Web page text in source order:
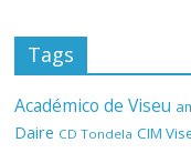
Tags
Académico de Viseu
Daire CD Tondela CIM